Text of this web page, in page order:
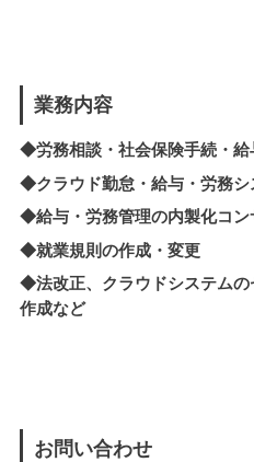
業務内容
◆労務相談・社会保険手続・給
◆クラウド勤怠・給与・労務シ
◆給与・労務管理の内製化コン
◆就業規則の作成・変
◆法改正、クラウドシステムの
作成など
お問い合わせ